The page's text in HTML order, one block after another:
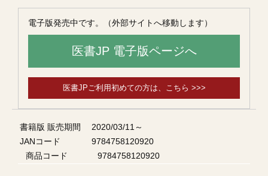
電子版発売中です。（外部サイトへ移動します）
医書JP 電子版ページへ
医書JPご利用初めての方は、こちら >>>
書籍版 販売期間
2020/03/11～
JANコード
9784758120920
商品コード
9784758120920